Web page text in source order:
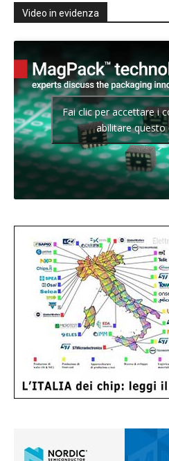
Video in evidenza
Fai clic per accettare i
abilitare